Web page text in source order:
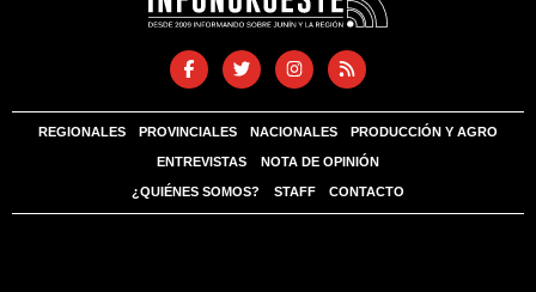
REGIONALES PROVINCIALES NACIONALES PRODUCCIÓN Y AGRO
ENTREVISTAS NOTA DE OPINIÓN
¿QUIÉNES SOMOS? STAFF CONTACTO